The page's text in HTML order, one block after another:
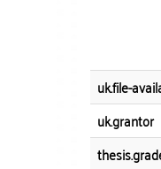
uk.file-
uk.grantor